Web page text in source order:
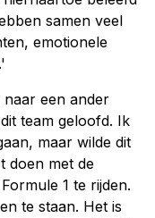
samen veel
emotionele
een ander
team geloofd. Ik
maar wilde dit
doen met de
1 te rijden.
te staan. Het is